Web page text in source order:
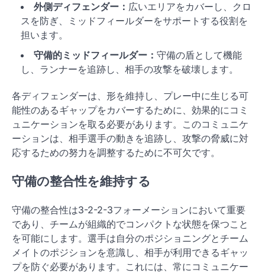
外側ディフェンダー： 広いエリアをカバーし、クロ
スを防ぎ、ミッドフィールダーをサポートする役割を
担います。
守備的ミッドフィールダー： 守備の盾として機能
し、ランナーを追跡し、相手の攻撃を破壊します。
各ディフェンダーは、形を維持し、プレー中に生じる可
能性のあるギャップをカバーするために、効果的にコミ
ュニケーションを取る必要があります。このコミュニケ
ーションは、相手選手の動きを追跡し、攻撃の脅威に対
応するための努力を調整するために不可欠です。
守備の整合性を維持する
守備の整合性は3-2-2-3フォーメーションにおいて重要
であり、チームが組織的でコンパクトな状態を保つこと
を可能にします。選手は自分のポジショニングとチーム
メイトのポジションを意識し、相手が利用できるギャッ
プを防ぐ必要があります。これには、常にコミュニケー